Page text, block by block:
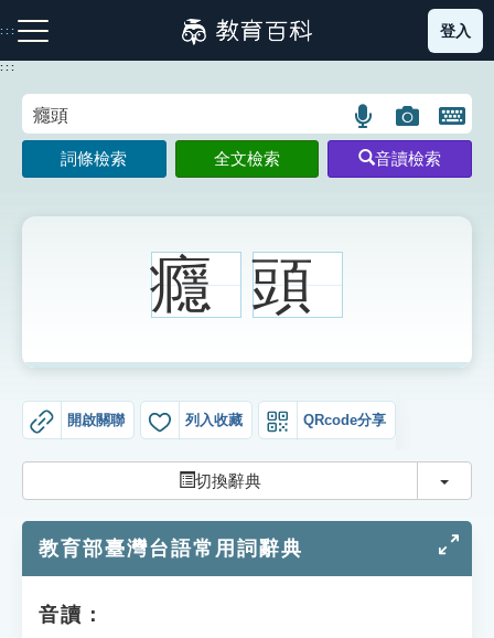
到
主
:::
注音索引圖示 筆畫索引圖示 部首索引表圖示
生字詞彙表
知識索引
登入
:::
語
言
搜
圖
片
搜
開
鍵
圖
詞條檢索 全文檢索 音讀檢索
癮 頭
開啟關聯 列入收藏 QRcode分享
切換辭典 切換
教育部臺灣台語常用詞辭典
音讀：